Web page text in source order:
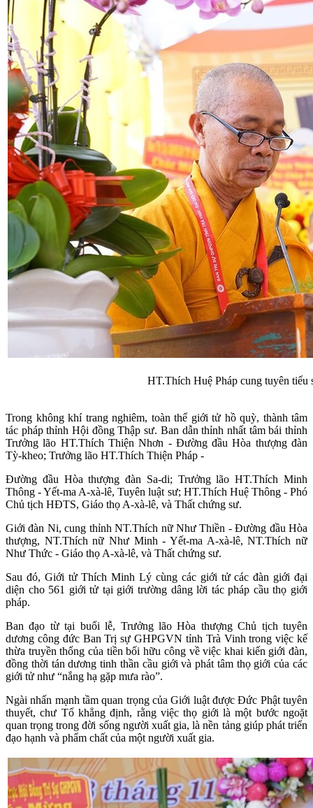
HT.Thích Huệ Pháp cung tuyên
Trong không khí trang nghiêm, toàn thể giới tử hồ quỳ, thành tâm
tác pháp thỉnh Hội đồng Thập sư. Ban dẫn thỉnh nhất tâm bái thỉnh
Trưởng lão HT.Thích Thiện Nhơn - Đường đầu Hòa thượng đàn
Tỳ-kheo; Trưởng lão HT.Thích Thiện Pháp -
Đường đầu Hòa thượng đàn Sa-di; Trưởng lão HT.Thích Minh
Thông - Yết-ma A-xà-lê, Tuyên luật sư; HT.Thích Huệ Thông - Phó
Chủ tịch HĐTS, Giáo thọ A-xà-lê, và Thất chứng sư.
Giới đàn Ni, cung thỉnh NT.Thích nữ Như Thiền - Đường đầu Hòa
thượng, NT.Thích nữ Như Minh - Yết-ma A-xà-lê, NT.Thích nữ
Như Thức - Giáo thọ A-xà-lê, và Thất chứng sư.
Sau đó, Giới tử Thích Minh Lý cùng các giới tử các đàn giới đại
diện cho 561 giới tử tại giới trường dâng lời tác pháp cầu thọ giới
pháp.
Ban đạo từ tại buổi lễ, Trưởng lão Hòa thượng Chủ tịch tuyên
dương công đức Ban Trị sự GHPGVN tỉnh Trà Vinh trong việc kế
thừa truyền thống của tiền bối hữu công về việc khai kiến giới đàn,
đồng thời tán dương tinh thần cầu giới và phát tâm thọ giới của các
giới tử như “nắng hạ gặp mưa rào”.
Ngài nhấn mạnh tầm quan trọng của Giới luật được Đức Phật tuyên
thuyết, chư Tổ khẳng định, rằng việc thọ giới là một bước ngoặt
quan trọng trong đời sống người xuất gia, là nền tảng giúp phát triển
đạo hạnh và phẩm chất của một người xuất gia.